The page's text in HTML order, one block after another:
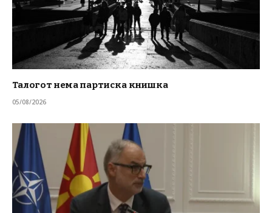
Талогот нема партиска книшка
05/08/2026